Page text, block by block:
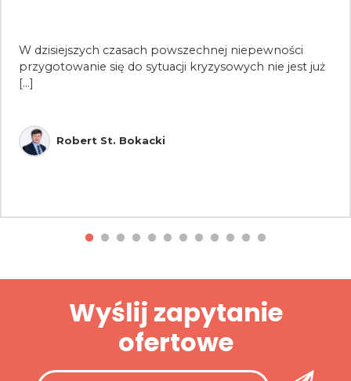
W dzisiejszych czasach powszechnej niepewności
przygotowanie się do sytuacji kryzysowych nie jest już
[...]
Robert St. Bokacki
Wyślij zapytanie
ofertowe